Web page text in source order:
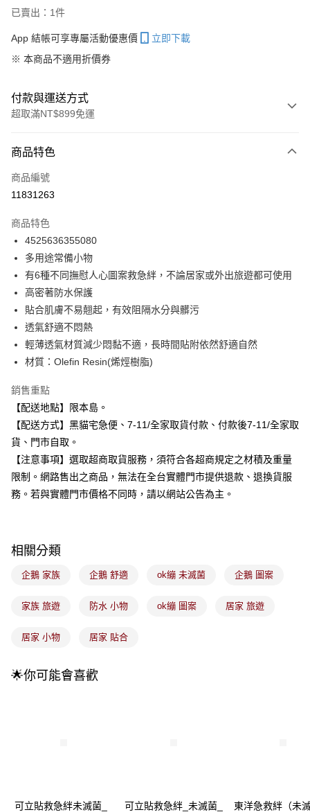
已賣出：1件
App 結帳可享專屬活動優惠價
立即下載
※ 本商品不適用折價券
付款與運送方式
超取滿NT$899免運
信用卡一次付款
信用卡分期付款
合作金庫商業銀行
華南商業銀行
上海商業儲蓄銀行
國泰世華商業銀行
兆豐國際商業銀行
臺灣中小企業銀行
匯豐（台灣）商業銀行
華泰商業銀行
聯邦商業銀行
遠東國際商業銀行
元大商業銀行
玉山商業銀行
星展（台灣）商業銀行
台新國際商業銀行
LINE Pay
Apple Pay
街口支付
Google Pay
全盈+PAY
大哥付你分期
相關說明
【大哥付你分期使用說明】
1.本服務由台灣大哥大提供，台灣大哥大用戶可立即使用無須另外申請。
2.付款方式選擇「大哥付你分期」，訂單成立後會自動跳轉到大哥付的交易
流程，驗證手機門號後，選擇欲分期的期數、繳款截止日，確認付款後即完
成交易。
法說明評估內容。
【繳款方式說明】
1.分期款項不併入電信帳單，「大哥付你分期」於每月結算日後寄送繳費提
帳／街口支付／iPASS MONEY」等通路繳費。
【注意事項】
買賣價金債權讓與本公司後，依約使用本公司帳單繳交帳款。
2.基於同意付款使用「大哥付你分期」之契約關係目的，商店將以您的個人
ATM付款
運送方式
付款後全家取貨
每筆NT$100，滿NT$899(含以上)免運費
7-11取貨付款
商品特色
商品編號
11831263
商品特色
4525636355080
多用途常備小物
有6種不同撫慰人心圖案救急絆，不論居家或外出旅遊都可使用
高密著防水保護
貼合肌膚不易翹起，有效阻隔水分與髒污
透氣舒適不悶熱
輕薄透氣材質減少悶黏不適，長時間貼附依然舒適自然
材質：Olefin Resin(烯烴樹脂)
銷售重點
【配送地點】限本島。
【配送方式】黑貓宅急便、7-11/全家取貨付款、付款後7-11/全家取
貨、門市自取。
【注意事項】選取超商取貨服務，須符合各超商規定之材積及重量
限制。網路售出之商品，無法在全台實體門市提供退款、退換貨服
務。若與實體門市價格不同時，請以網站公告為主。
相關分類
企鵝 家族 企鵝 舒適 ok繃 未滅菌 企鵝 圖案
家族 旅遊 防水 小物 ok繃 圖案 居家 旅遊
居家 小物 居家 貼合
🌟你可能會喜歡
可立貼救急絆未滅菌_
可立貼救急絆_未滅菌_
東洋急救絆（未